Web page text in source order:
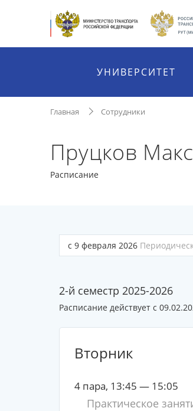
УНИВЕРСИТЕТ
Главная Сотрудники
Пруцков
Расписание
с 9 февраля 2026
2-й семестр 2025-2026
Расписание действует с
Вторник
4 пара, 13:45 — 15:05
Практическое